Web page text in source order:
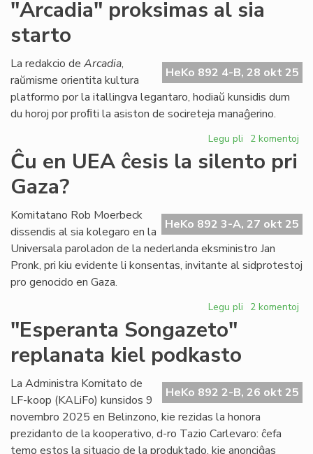
pri
"Arcadia" proksimas al sia
starto
HeKo 892 4-B, 28 okt 25
La redakcio de Arcadia,
raŭmisme orientita kultura
platformo por la itallingva legantaro, hodiaŭ kunsidis dum
du horoj por proﬁti la asiston de socireteja manaĝerino.
Legu pli pri
"Arcadia"
proksimas
starto
2 komentoj
Ĉu en UEA ĉesis la silento pri
Gaza?
HeKo 892 3-A, 27 okt 25
Komitatano Rob Moerbeck
dissendis al sia kolegaro en la
Universala paroladon de la nederlanda eksministro Jan
Pronk, pri kiu evidente li konsentas, invitante al sidprotestoj
pro genocido en Gaza.
Legu pli pri
la
silento
Gaza?
2 komentoj
"Esperanta Songazeto"
replanata kiel podkasto
HeKo 892 2-B, 26 okt 25
La Administra Komitato de
LF-koop (KALiFo) kunsidos 9
novembro 2025 en Belinzono, kie rezidas la honora
prezidanto de la kooperativo, d-ro Tazio Carlevaro: ĉefa
temo estos la situacio de la produktado, kie anonciĝas